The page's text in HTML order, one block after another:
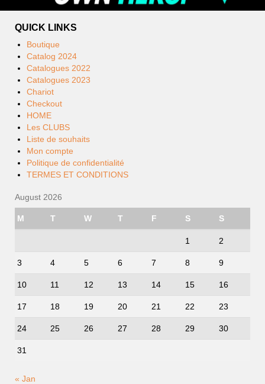
QUICK LINKS
Boutique
Catalog 2024
Catalogues 2022
Catalogues 2023
Chariot
Checkout
HOME
Les CLUBS
Liste de souhaits
Mon compte
Politique de confidentialité
TERMES ET CONDITIONS
August 2026
M T W T F S S
1 2
3 4 5 6 7 8 9
10 11 12 13 14 15 16
17 18 19 20 21 22 23
24 25 26 27 28 29 30
31
« Jan